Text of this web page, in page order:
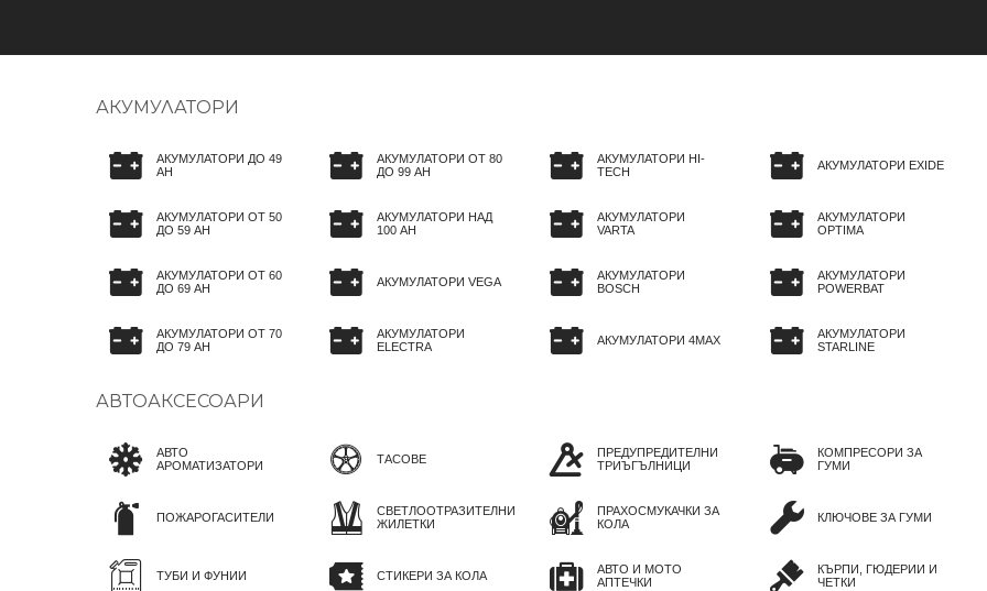
АКУМУЛАТОРИ
АКУМУЛАТОРИ ДО 49
AH
АКУМУЛАТОРИ ОТ 50
ДО 59 AH
АКУМУЛАТОРИ ОТ 60
ДО 69 AH
АКУМУЛАТОРИ ОТ 70
ДО 79 AH
АКУМУЛАТОРИ ОТ 80
ДО 99 AH
АКУМУЛАТОРИ НАД
100 AH
АКУМУЛАТОРИ VEGA
АКУМУЛАТОРИ
ELECTRA
АКУМУЛАТОРИ HI-
TECH
АКУМУЛАТОРИ
VARTA
АКУМУЛАТОРИ
BOSCH
АКУМУЛАТОРИ 4MAX
АКУМУЛАТОРИ EXIDE
АКУМУЛАТОРИ
OPTIMA
АКУМУЛАТОРИ
POWERBAT
АКУМУЛАТОРИ
STARLINE
АВТОАКСЕСОАРИ
АВТО
АРОМАТИЗАТОРИ
ПОЖАРОГАСИТЕЛИ
ТУБИ И ФУНИИ
ТАСОВЕ
СВЕТЛООТРАЗИТЕЛНИ
ЖИЛЕТКИ
СТИКЕРИ ЗА КОЛА
ПРЕДУПРЕДИТЕЛНИ
ТРИЪГЪЛНИЦИ
ПРАХОСМУКАЧКИ ЗА
КОЛА
АВТО И МОТО
АПТЕЧКИ
КОМПРЕСОРИ ЗА
ГУМИ
КЛЮЧОВЕ ЗА ГУМИ
КЪРПИ, ГЮДЕРИИ И
ЧЕТКИ